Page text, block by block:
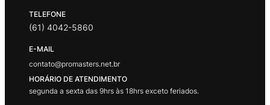
TELEFONE
(61) 4042-5860
E-MAIL
contato@promasters.net.br
HORÁRIO DE ATENDIMENTO
segunda a sexta das 9hrs às 18hrs exceto feriados.